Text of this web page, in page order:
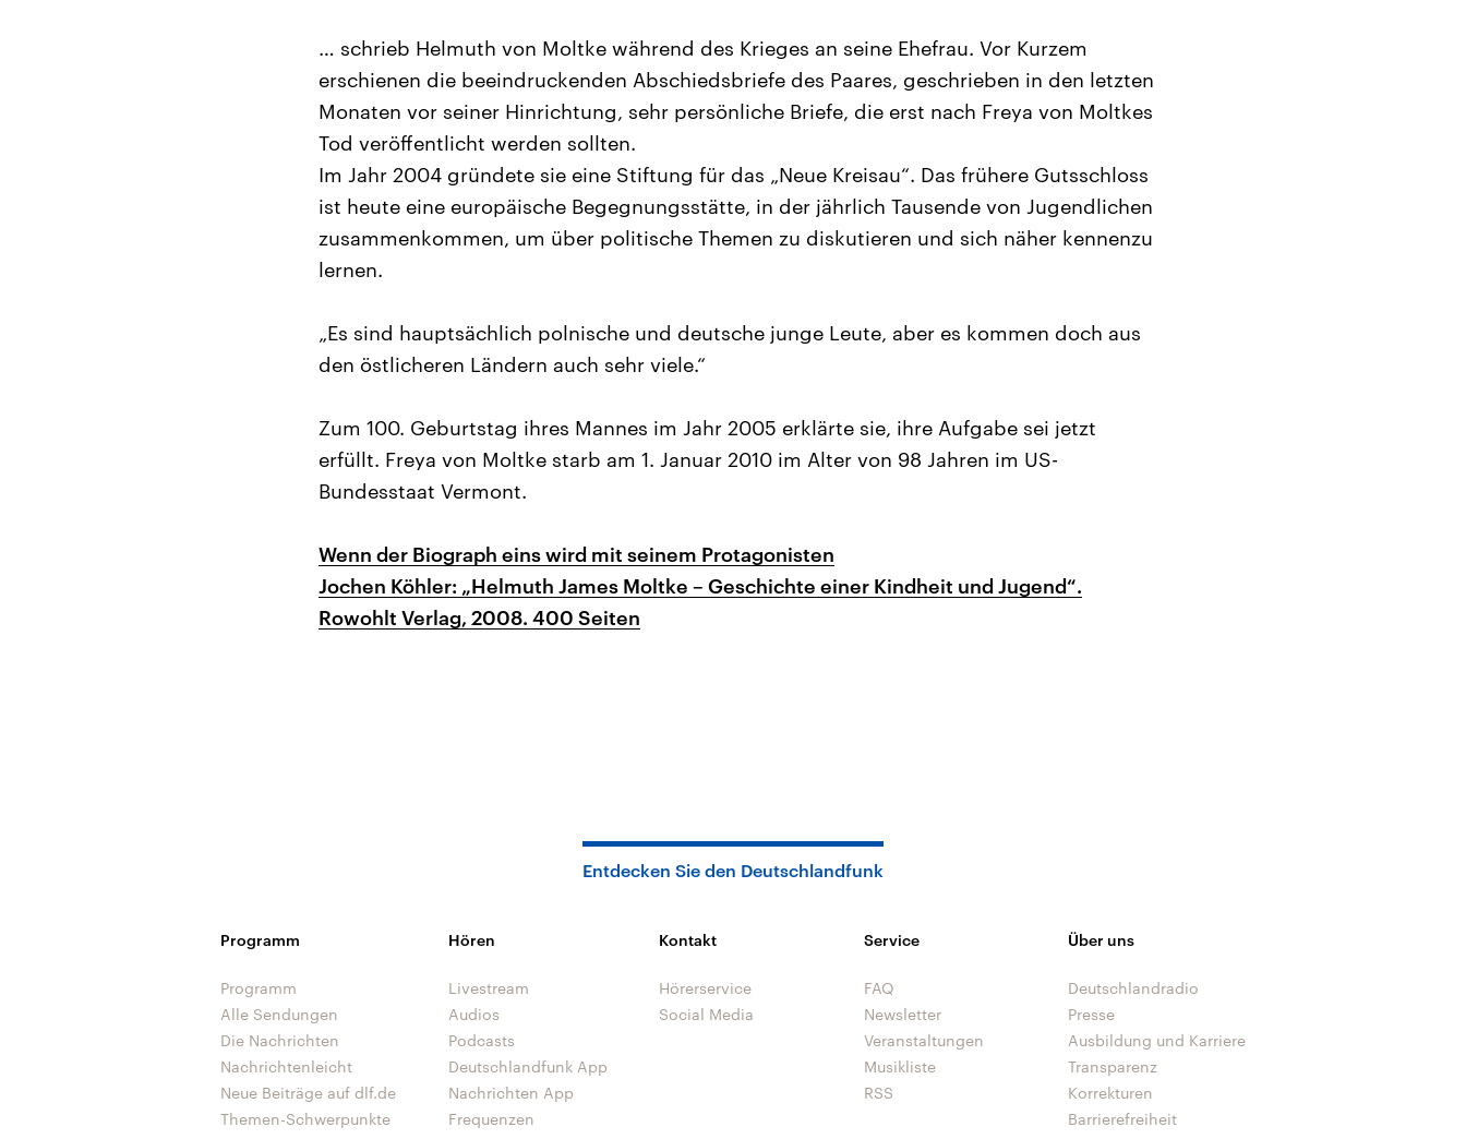
… schrieb Helmuth von Moltke während des Krieges an seine Ehefrau. Vor Kurzem
erschienen die beeindruckenden Abschiedsbriefe des Paares, geschrieben in den letzten
Monaten vor seiner Hinrichtung, sehr persönliche Briefe, die erst nach Freya von Moltkes
Tod veröffentlicht werden sollten.
Im Jahr 2004 gründete sie eine Stiftung für das „Neue Kreisau“. Das frühere Gutsschloss
ist heute eine europäische Begegnungsstätte, in der jährlich Tausende von Jugendlichen
zusammenkommen, um über politische Themen zu diskutieren und sich näher kennenzu
lernen.
„Es sind hauptsächlich polnische und deutsche junge Leute, aber es kommen doch aus
den östlicheren Ländern auch sehr viele.“
Zum 100. Geburtstag ihres Mannes im Jahr 2005 erklärte sie, ihre Aufgabe sei jetzt
erfüllt. Freya von Moltke starb am 1. Januar 2010 im Alter von 98 Jahren im US-
Bundesstaat Vermont.
Wenn der Biograph eins wird mit seinem Protagonisten
Jochen Köhler: „Helmuth James Moltke – Geschichte einer Kindheit und Jugend“.
Rowohlt Verlag, 2008. 400 Seiten
Entdecken Sie den Deutschlandfunk
Programm
Programm
Alle Sendungen
Die Nachrichten
Nachrichtenleicht
Neue Beiträge auf dlf.de
Themen-Schwerpunkte
Hören
Livestream
Audios
Podcasts
Deutschlandfunk App
Nachrichten App
Frequenzen
Kontakt
Hörerservice
Social Media
Service
FAQ
Newsletter
Veranstaltungen
Musikliste
RSS
Über uns
Deutschlandradio
Presse
Ausbildung und Karriere
Transparenz
Korrekturen
Barrierefreiheit